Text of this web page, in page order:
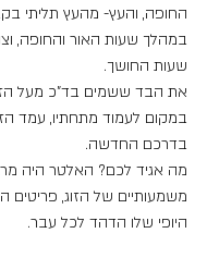
החופה, והעץ- מהעץ תליתי
במהלך שעות האור והחופה,
שעות החושך.
את הבד ששמים בד"כ מעל
במקום לעמוד מתחתיו, עמד
בדרכם החדשה.
מה אגיד לכם? האלטר היה
משמעותיים של הזוג,
היופי שלו הדהד לכל עבר.